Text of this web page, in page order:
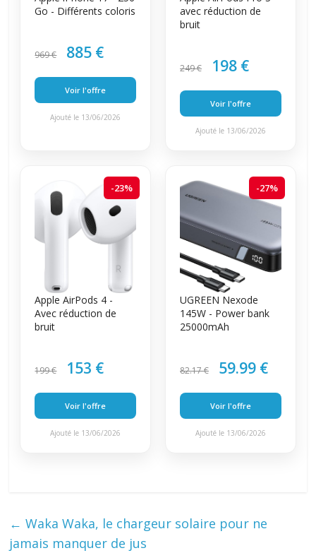
Go - Différents coloris
969 € 885 €
Voir l'offre
Ajouté le 13/06/2026
avec réduction de
bruit
249 € 198 €
Voir l'offre
Ajouté le 13/06/2026
-23%
Apple AirPods 4 -
Avec réduction de
bruit
199 € 153 €
Voir l'offre
Ajouté le 13/06/2026
-27%
UGREEN Nexode
145W - Power bank
25000mAh
82.17 € 59.99 €
Voir l'offre
Ajouté le 13/06/2026
← Waka Waka, le chargeur solaire pour ne
jamais manquer de jus